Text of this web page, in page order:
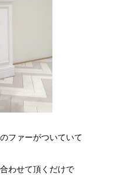
ファーがついていて
わせて頂くだけで